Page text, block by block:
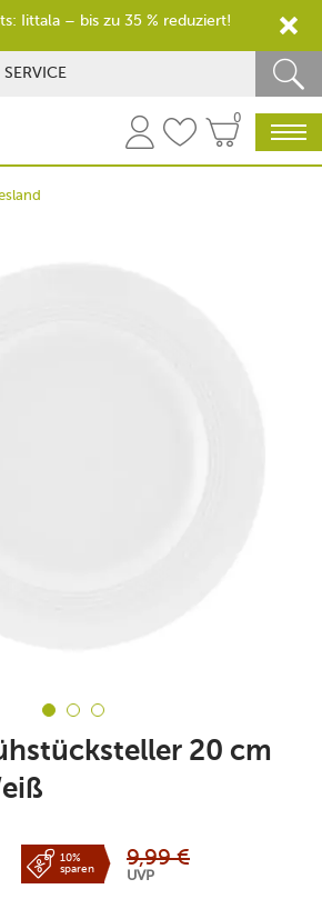
SERVICE
0
20 cm
10%
sparen
9,99 €
UVP
Iittala – bis zu 35 % reduziert!